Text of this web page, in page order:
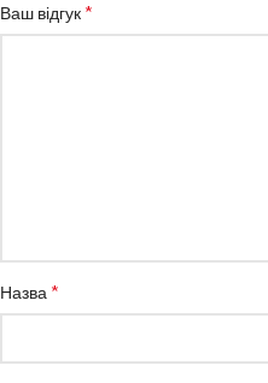
Ваш відгук *
Назва *